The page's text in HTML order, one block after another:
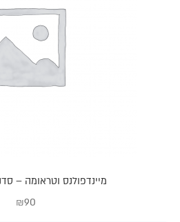
מיינדפולנס וטראומה –
₪90